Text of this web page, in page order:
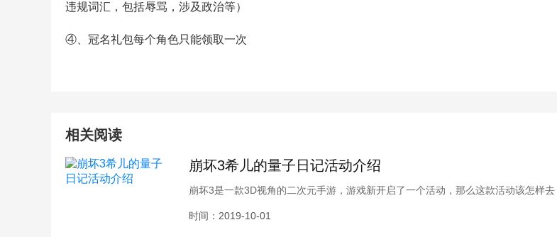
违规词汇，包括辱骂，涉及政治等）
④、冠名礼包每个角色只能领取一次
相关阅读
崩坏3希儿的量子日记活动介绍
崩坏3是一款3D视角的二次元手游，游戏新开启了一个活动，那么这款活动该怎样去
玩？想必很多玩家也都想要了解吧，酷酷游戏小编为各位整理了崩坏3希儿的量子日记
时间：2019-10-01